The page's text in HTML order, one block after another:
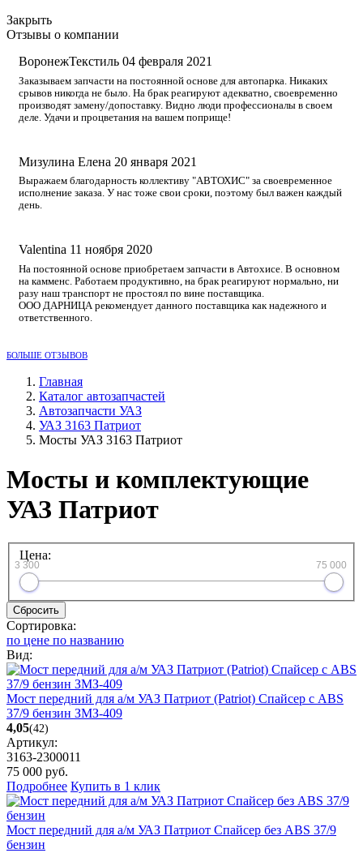
Закрыть
Отзывы о компании
ВоронежТекстиль 04 февраля 2021
Заказываем запчасти на постоянной основе для автопарка. Никаких
срывов никогда не было. На брак реагируют адекватно, своевременно
производят замену/допоставку. Видно люди профессионалы в своем
деле. Удачи и процветания на вашем поприще!
Мизулина Елена 20 января 2021
Выражаем благодарность коллективу "АВТОХИС" за своевременное
исполнение заказа. У нас тоже свои сроки, поэтому был важен каждый
день.
Valentina 11 ноября 2020
На постоянной основе приобретаем запчасти в Автохисе. В основном
на камменс. Работаем продуктивно, на брак реагируют нормально, ни
разу наш транспорт не простоял по вине поставщика.
ООО ДАРНИЦА рекомендует данного поставщика как надежного и
ответственного.
БОЛЬШЕ ОТЗЫВОВ
Главная
Каталог автозапчастей
Автозапчасти УАЗ
УАЗ 3163 Патриот
Мосты УАЗ 3163 Патриот
Мосты и комплектующие
УАЗ Патриот
Цена:
3 300 75 000
Сбросить
Сортировка:
по цене по названию
Вид:
Мост передний для а/м УАЗ Патриот (Patriot) Спайсер с ABS
37/9 бензин ЗМЗ-409
4,05(42)
Артикул:
3163-2300011
75 000 руб.
Подробнее Купить в 1 клик
Мост передний для а/м УАЗ Патриот Спайсер без ABS 37/9
бензин